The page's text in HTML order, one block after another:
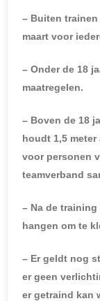
– Buiten
maart voor
– Onder de 18
maatregelen.
– Boven de 18
houdt 1,5 meter
voor personen
teamverband
– Na de
hangen om te
– Er geldt nog
er geen
er getraind kan